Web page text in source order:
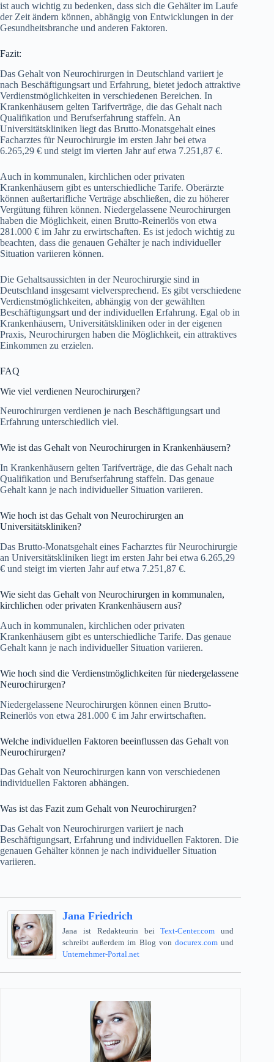
ist auch wichtig zu bedenken, dass sich die Gehälter im Laufe
der Zeit ändern können, abhängig von Entwicklungen in der
Gesundheitsbranche und anderen Faktoren.
Fazit:
Das Gehalt von Neurochirurgen in Deutschland variiert je
nach Beschäftigungsart und Erfahrung, bietet jedoch attraktive
Verdienstmöglichkeiten in verschiedenen Bereichen. In
Krankenhäusern gelten Tarifverträge, die das Gehalt nach
Qualifikation und Berufserfahrung staffeln. An
Universitätskliniken liegt das Brutto-Monatsgehalt eines
Facharztes für Neurochirurgie im ersten Jahr bei etwa
6.265,29 € und steigt im vierten Jahr auf etwa 7.251,87 €.
Auch in kommunalen, kirchlichen oder privaten
Krankenhäusern gibt es unterschiedliche Tarife. Oberärzte
können außertarifliche Verträge abschließen, die zu höherer
Vergütung führen können. Niedergelassene Neurochirurgen
haben die Möglichkeit, einen Brutto-Reinerlös von etwa
281.000 € im Jahr zu erwirtschaften. Es ist jedoch wichtig zu
beachten, dass die genauen Gehälter je nach individueller
Situation variieren können.
Die Gehaltsaussichten in der Neurochirurgie sind in
Deutschland insgesamt vielversprechend. Es gibt verschiedene
Verdienstmöglichkeiten, abhängig von der gewählten
Beschäftigungsart und der individuellen Erfahrung. Egal ob in
Krankenhäusern, Universitätskliniken oder in der eigenen
Praxis, Neurochirurgen haben die Möglichkeit, ein attraktives
Einkommen zu erzielen.
FAQ
Wie viel verdienen Neurochirurgen?
Neurochirurgen verdienen je nach Beschäftigungsart und
Erfahrung unterschiedlich viel.
Wie ist das Gehalt von Neurochirurgen in Krankenhäusern?
In Krankenhäusern gelten Tarifverträge, die das Gehalt nach
Qualifikation und Berufserfahrung staffeln. Das genaue
Gehalt kann je nach individueller Situation variieren.
Wie hoch ist das Gehalt von Neurochirurgen an
Universitätskliniken?
Das Brutto-Monatsgehalt eines Facharztes für Neurochirurgie
an Universitätskliniken liegt im ersten Jahr bei etwa 6.265,29
€ und steigt im vierten Jahr auf etwa 7.251,87 €.
Wie sieht das Gehalt von Neurochirurgen in kommunalen,
kirchlichen oder privaten Krankenhäusern aus?
Auch in kommunalen, kirchlichen oder privaten
Krankenhäusern gibt es unterschiedliche Tarife. Das genaue
Gehalt kann je nach individueller Situation variieren.
Wie hoch sind die Verdienstmöglichkeiten für niedergelassene
Neurochirurgen?
Niedergelassene Neurochirurgen können einen Brutto-
Reinerlös von etwa 281.000 € im Jahr erwirtschaften.
Welche individuellen Faktoren beeinflussen das Gehalt von
Neurochirurgen?
Das Gehalt von Neurochirurgen kann von verschiedenen
individuellen Faktoren abhängen.
Was ist das Fazit zum Gehalt von Neurochirurgen?
Das Gehalt von Neurochirurgen variiert je nach
Beschäftigungsart, Erfahrung und individuellen Faktoren. Die
genauen Gehälter können je nach individueller Situation
variieren.
Jana Friedrich
Jana ist Redakteurin beiText-Center.com und
schreibt außerdem im Blog vondocurex.com und
Unternehmer-Portal.net